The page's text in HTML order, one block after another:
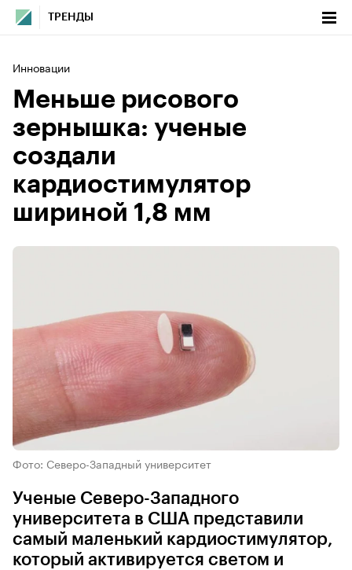
ТРЕНДЫ
Инновации
Меньше рисового
зернышка: ученые
создали
кардиостимулятор
шириной 1,8 мм
Фото: Северо-Западный университет
Ученые Северо-Западного
университета в США представили
самый маленький кардиостимулятор,
который активируется светом и